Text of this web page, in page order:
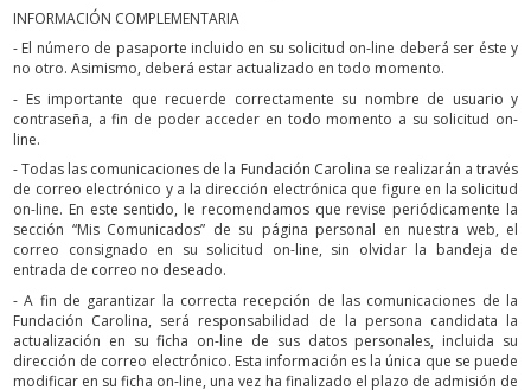
INFORMACIÓN COMPLEMENTARIA
- El número de pasaporte incluido en su solicitud on-line deberá ser éste y
no otro. Asimismo, deberá estar actualizado en todo momento.
- Es importante que recuerde correctamente su nombre de usuario y
contraseña, a fin de poder acceder en todo momento a su solicitud on-
line.
- Todas las comunicaciones de la Fundación Carolina se realizarán a través
de correo electrónico y a la dirección electrónica que figure en la solicitud
on-line. En este sentido, le recomendamos que revise periódicamente la
sección “Mis Comunicados” de su página personal en nuestra web, el
correo consignado en su solicitud on-line, sin olvidar la bandeja de
entrada de correo no deseado.
- A fin de garantizar la correcta recepción de las comunicaciones de la
Fundación Carolina, será responsabilidad de la persona candidata la
actualización en su ficha on-line de sus datos personales, incluida su
dirección de correo electrónico. Esta información es la única que se puede
modificar en su ficha on-line, una vez ha finalizado el plazo de admisión de